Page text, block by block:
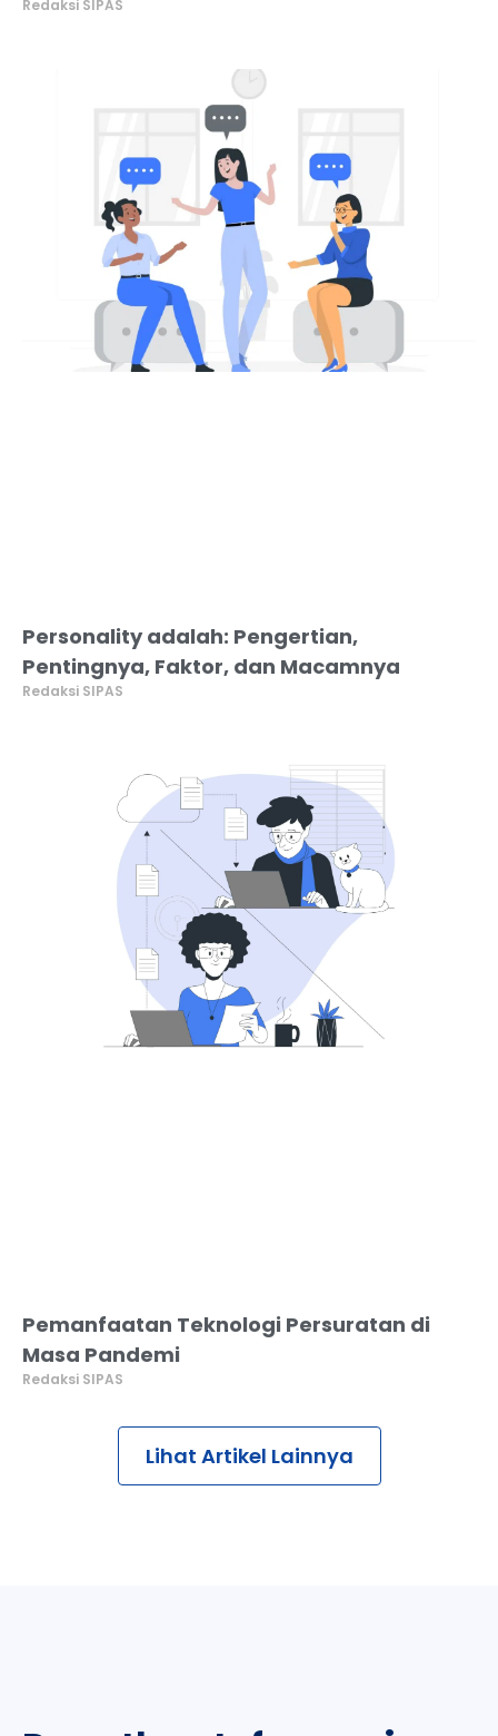
Redaksi SIPAS
Personality adalah: Pengertian,
Pentingnya, Faktor, dan Macamnya
Redaksi SIPAS
Pemanfaatan Teknologi Persuratan di
Masa Pandemi
Redaksi SIPAS
Lihat Artikel Lainnya